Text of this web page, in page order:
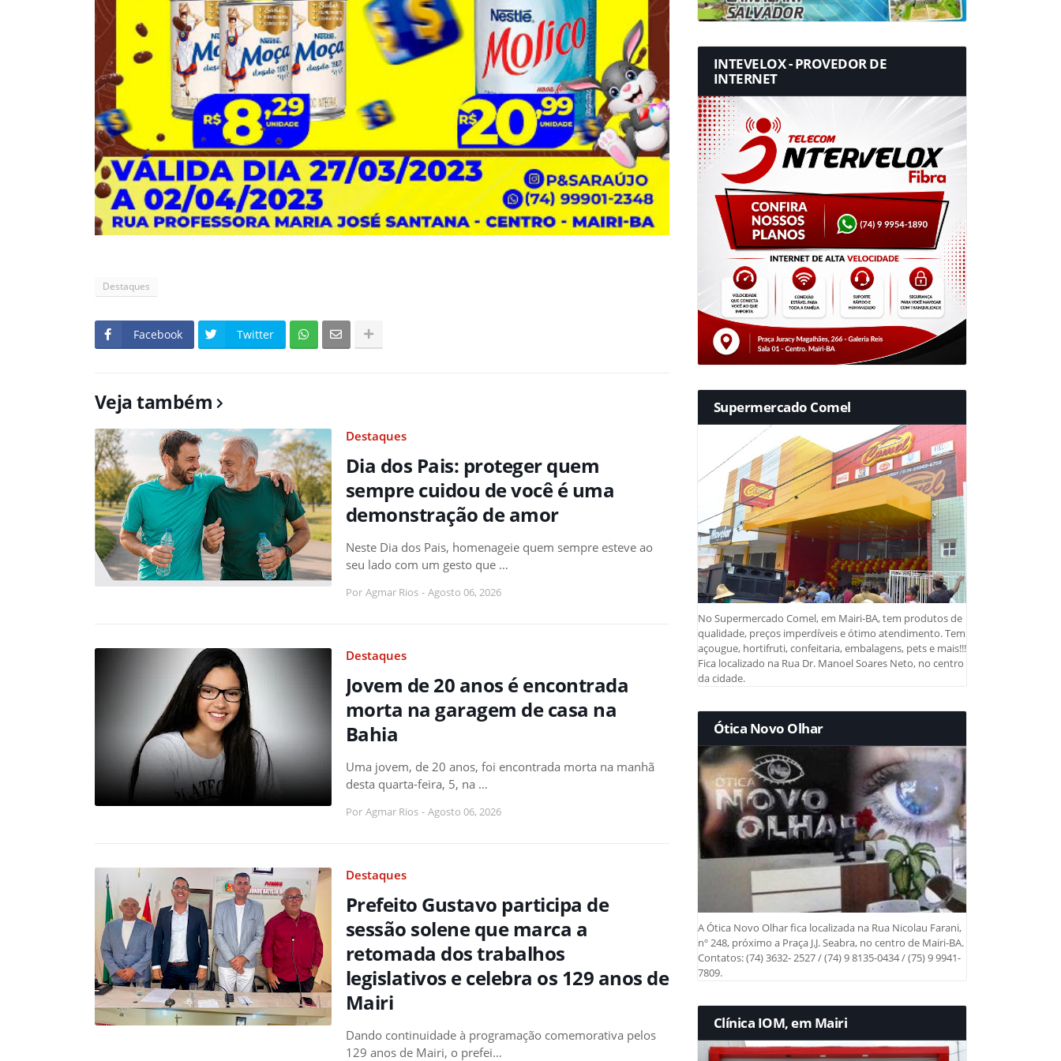
Destaques
Facebook Twitter
Veja também
Destaques
Dia dos Pais: proteger quem
sempre cuidou de você é uma
demonstração de amor
Neste Dia dos Pais, homenageie quem sempre esteve ao
seu lado com um gesto que …
Por Agmar Rios - Agosto 06, 2026
Destaques
Jovem de 20 anos é encontrada
morta na garagem de casa na
Bahia
Uma jovem, de 20 anos, foi encontrada morta na manhã
desta quarta-feira, 5, na …
Por Agmar Rios - Agosto 06, 2026
Destaques
Prefeito Gustavo participa de
sessão solene que marca a
retomada dos trabalhos
legislativos e celebra os 129 anos de
Mairi
Dando continuidade à programação comemorativa pelos
129 anos de Mairi, o prefei…
INTEVELOX - PROVEDOR DE
INTERNET
Supermercado Comel
No Supermercado Comel, em Mairi-BA, tem produtos de
qualidade, preços imperdíveis e ótimo atendimento. Tem
açougue, hortifruti, confeitaria, embalagens, pets e mais!!!
Fica localizado na Rua Dr. Manoel Soares Neto, no centro
da cidade.
Ótica Novo Olhar
A Ótica Novo Olhar fica localizada na Rua Nicolau Farani,
nº 248, próximo a Praça J.J. Seabra, no centro de Mairi-BA.
Contatos: (74) 3632- 2527 / (74) 9 8135-0434 / (75) 9 9941-
7809.
Clínica IOM, em Mairi